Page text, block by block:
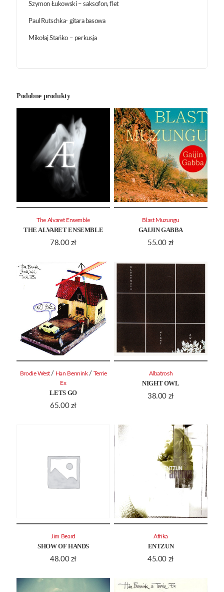
Szymon Łukowski – saksofon, flet
Paul Rutschka- gitara basowa
Mikołaj Stańko – perkusja
Podobne produkty
THE ALVARET ENSEMBLE
78.00 zł
The Alvaret Ensemble
GAIJIN GABBA
55.00 zł
Blast Muzungu
LETS GO
65.00 zł
Brodie West / Han Bennink /
Terrie
Ex
NIGHT OWL
38.00 zł
Albatrosh
SHOW OF HANDS
48.00 zł
Jim Beard
ENTZUN
45.00 zł
Afrika